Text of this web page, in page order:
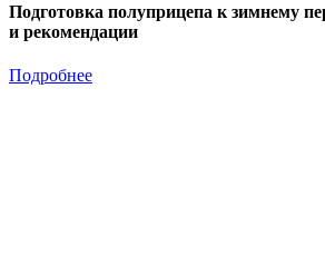
Подготовка полуприцепа к зимнему
и рекомендации
Подробнее